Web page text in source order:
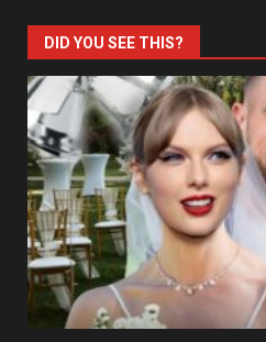
DID YOU SEE THIS?